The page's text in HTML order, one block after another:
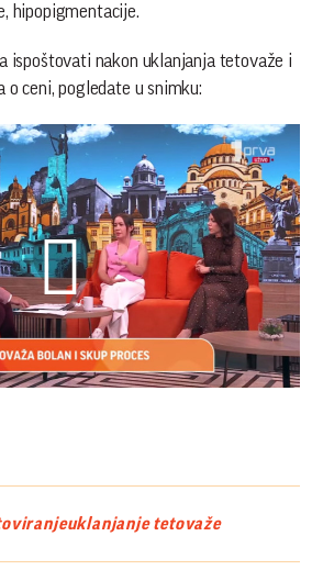
hipopigmentacije.
ispoštovati nakon uklanjanja tetovaže i
ceni, pogledate u snimku:
Play
uklanjanje tetovaže